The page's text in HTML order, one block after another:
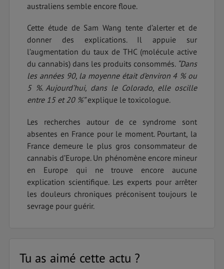
australiens semble encore floue.
Cette étude de Sam Wang tente d’alerter et de
donner des explications. Il appuie sur
l’augmentation du taux de THC (molécule active
du cannabis) dans les produits consommés. “Dans
les années 90, la moyenne était d’environ 4 % ou
5 %. Aujourd’hui, dans le Colorado, elle oscille
entre 15 et 20 %”explique le toxicologue.
Les recherches autour de ce syndrome sont
absentes en France pour le moment. Pourtant, la
France demeure le plus gros consommateur de
cannabis d’Europe. Un phénomène encore mineur
en Europe qui ne trouve encore aucune
explication scientifique. Les experts pour arrêter
les douleurs chroniques préconisent toujours le
sevrage pour guérir.
Tu as aimé cette actu ?